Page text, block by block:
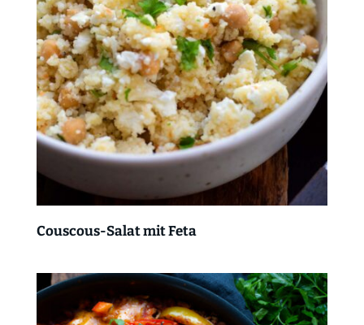
Couscous-Salat mit Feta